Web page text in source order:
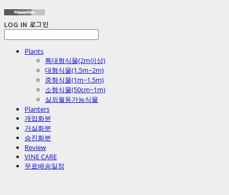
LOG IN 로그인
Plants
특대형식물(2m이상)
대형식물(1.5m~2m)
중형식물(1m~1.5m)
소형식물(50cm~1m)
실외월동가능식물
Planters
개업화분
거실화분
승진화분
Review
VINE CARE
무료배송일정